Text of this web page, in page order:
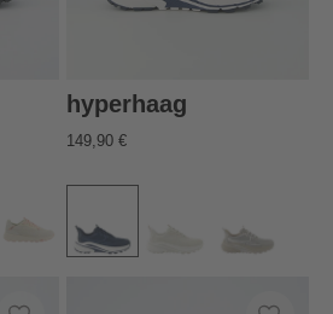
hyperhaag
149,90 €